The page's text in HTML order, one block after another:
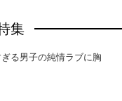
集
る男子の純情ラブに胸